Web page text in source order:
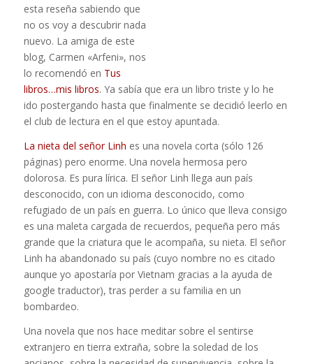
esta reseña sabiendo que
no os voy a descubrir nada
nuevo. La amiga de este
blog, Carmen «Arfeni», nos
lo recomendó en Tus
libros…mis libros. Ya sabía que era un libro triste y lo he
ido postergando hasta que finalmente se decidió leerlo en
el club de lectura en el que estoy apuntada.
La nieta del señor Linh es una novela corta (sólo 126
páginas) pero enorme. Una novela hermosa pero
dolorosa. Es pura lírica. El señor Linh llega aun país
desconocido, con un idioma desconocido, como
refugiado de un país en guerra. Lo único que lleva consigo
es una maleta cargada de recuerdos, pequeña pero más
grande que la criatura que le acompaña, su nieta. El señor
Linh ha abandonado su país (cuyo nombre no es citado
aunque yo apostaría por Vietnam gracias a la ayuda de
google traductor), tras perder a su familia en un
bombardeo.
Una novela que nos hace meditar sobre el sentirse
extranjero en tierra extraña, sobre la soledad de los